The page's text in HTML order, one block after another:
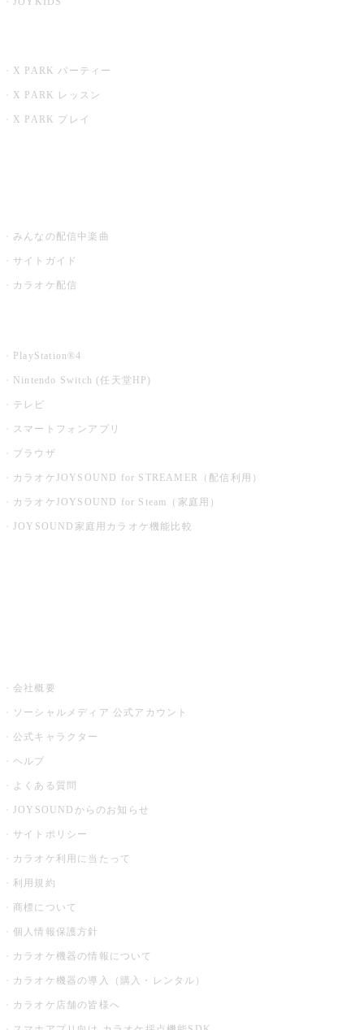
X PARK パーティー
X PARK レッスン
X PARK プレイ
みんなの配信中楽曲
サイトガイド
カラオケ配信
PlayStation®4
Nintendo Switch (任天堂HP)
テレビ
スマートフォンアプリ
ブラウザ
カラオケJOYSOUND for STREAMER（配信利用）
カラオケJOYSOUND for Steam（家庭用）
JOYSOUND家庭用カラオケ機能比較
会社概要
ソーシャルメディア 公式アカウント
公式キャラクター
ヘルプ
よくある質問
JOYSOUNDからのお知らせ
サイトポリシー
カラオケ利用に当たって
利用規約
商標について
個人情報保護方針
カラオケ機器の情報について
カラオケ機器の導入（購入・レンタル）
カラオケ店舗の皆様へ